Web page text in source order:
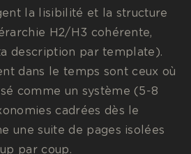
la lisibilité et la structure
H2/H3 cohérente,
description par template).
dans le temps sont ceux où
comme un système (5-8
cadrées dès le
une suite de pages isolées
par coup.